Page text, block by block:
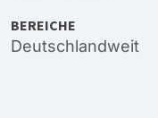
BEREICHE
Deutschlandweit